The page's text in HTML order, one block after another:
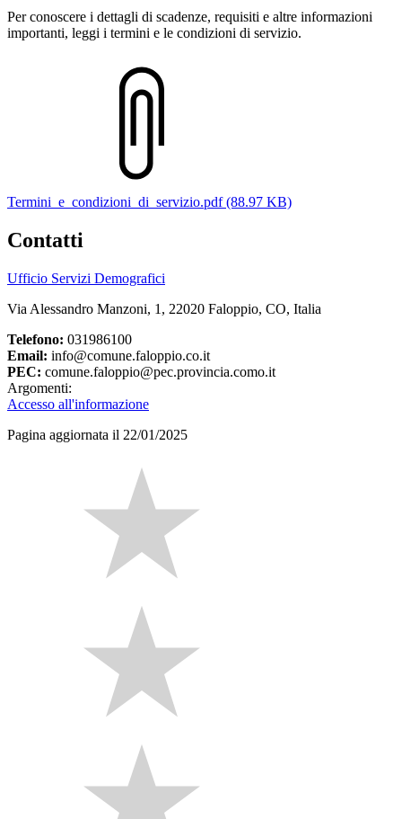
Per conoscere i dettagli di scadenze, requisiti e altre informazioni
importanti, leggi i termini e le condizioni di servizio.
Termini_e_condizioni_di_servizio.pdf (88.97 KB)
Contatti
Ufficio Servizi Demografici
Via Alessandro Manzoni, 1, 22020 Faloppio, CO, Italia
Telefono: 031986100
Email: info@comune.faloppio.co.it
PEC: comune.faloppio@pec.provincia.como.it
Argomenti:
Accesso all'informazione
Pagina aggiornata il 22/01/2025